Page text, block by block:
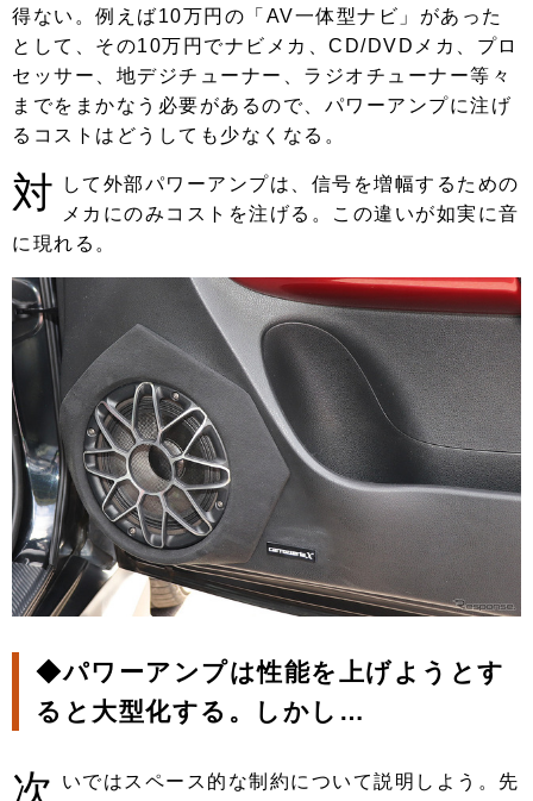
得ない。例えば10万円の「AV一体型ナビ」があった
として、その10万円でナビメカ、CD/DVDメカ、プロ
セッサー、地デジチューナー、ラジオチューナー等々
までをまかなう必要があるので、パワーアンプに注げ
るコストはどうしても少なくなる。
対
して外部パワーアンプは、信号を増幅するための
メカにのみコストを注げる。この違いが如実に音
に現れる。
◆パワーアンプは性能を上げようとす
ると大型化する。しかし…
次 いではスペース的な制約について説明しよう。先